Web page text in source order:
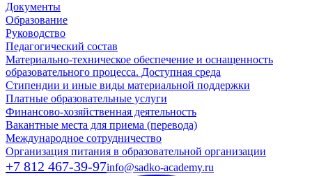
Документы
Образование
Руководство
Педагогический состав
Материально-техническое обеспечение и оснащенность
образовательного процесса. Доступная среда
Стипендии и иные виды материальной поддержки
Платные образовательные услуги
Финансово-хозяйственная деятельность
Вакантные места для приема (перевода)
Международное сотрудничество
Организация питания в образовательной организации
+7 812 467-39-97info@sadko-academy.ru